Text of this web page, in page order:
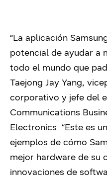
“La aplicación
potencial de ayudar a
todo el mundo que
Taejong Jay Yang,
corporativo y jefe del
Communications
Electronics. “Este es
ejemplos de cómo
mejor hardware de su
innovaciones de